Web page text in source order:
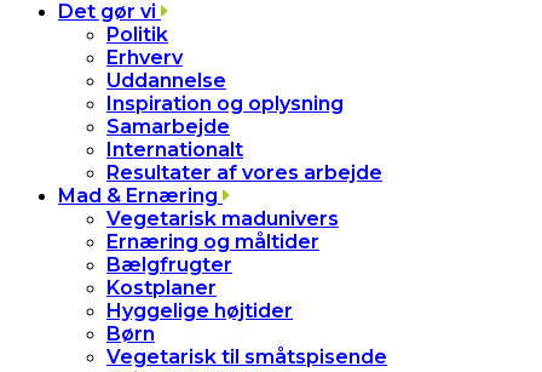
Det gør vi
Politik
Erhverv
Uddannelse
Inspiration og oplysning
Samarbejde
Internationalt
Resultater af vores arbejde
Mad & Ernæring
Vegetarisk madunivers
Ernæring og måltider
Bælgfrugter
Kostplaner
Hyggelige højtider
Børn
Vegetarisk til småtspisende